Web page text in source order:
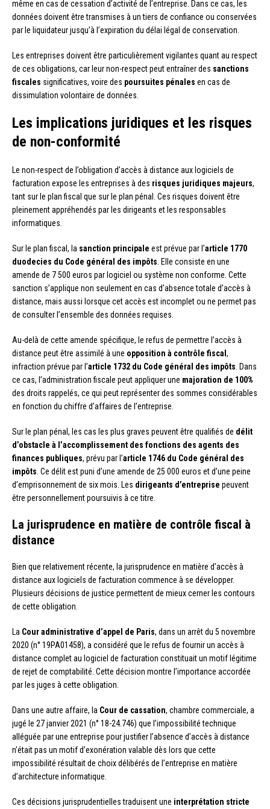
même en cas de cessation d’activité de l’entreprise. Dans ce cas, les
données doivent être transmises à un tiers de confiance ou conservées
par le liquidateur jusqu’à l’expiration du délai légal de conservation.
Les entreprises doivent être particulièrement vigilantes quant au respect
de ces obligations, car leur non-respect peut entraîner des sanctions
fiscales significatives, voire des poursuites pénales en cas de
dissimulation volontaire de données.
Les implications juridiques et les risques
de non-conformité
Le non-respect de l’obligation d’accès à distance aux logiciels de
facturation expose les entreprises à des risques juridiques majeurs,
tant sur le plan fiscal que sur le plan pénal. Ces risques doivent être
pleinement appréhendés par les dirigeants et les responsables
informatiques.
Sur le plan fiscal, la sanction principale est prévue par l’article 1770
duodecies du Code général des impôts . Elle consiste en une
amende de 7 500 euros par logiciel ou système non conforme. Cette
sanction s’applique non seulement en cas d’absence totale d’accès à
distance, mais aussi lorsque cet accès est incomplet ou ne permet pas
de consulter l’ensemble des données requises.
Au-delà de cette amende spécifique, le refus de permettre l’accès à
distance peut être assimilé à une opposition à contrôle fiscal,
infraction prévue par l’article 1732 du Code général des impôts . Dans
ce cas, l’administration fiscale peut appliquer une majoration de 100%
des droits rappelés, ce qui peut représenter des sommes considérables
en fonction du chiffre d’affaires de l’entreprise.
Sur le plan pénal, les cas les plus graves peuvent être qualifiés de délit
d’obstacle à l’accomplissement des fonctions des agents des
finances publiques, prévu par l’article 1746 du Code général des
impôts . Ce délit est puni d’une amende de 25 000 euros et d’une peine
d’emprisonnement de six mois. Les dirigeants d’entreprise peuvent
être personnellement poursuivis à ce titre.
La jurisprudence en matière de contrôle fiscal à
distance
Bien que relativement récente, la jurisprudence en matière d’accès à
distance aux logiciels de facturation commence à se développer.
Plusieurs décisions de justice permettent de mieux cerner les contours
de cette obligation.
La Cour administrative d’appel de Paris, dans un arrêt du 5 novembre
2020 (n° 19PA01458), a considéré que le refus de fournir un accès à
distance complet au logiciel de facturation constituait un motif légitime
de rejet de comptabilité. Cette décision montre l’importance accordée
par les juges à cette obligation.
Dans une autre affaire, la Cour de cassation, chambre commerciale, a
jugé le 27 janvier 2021 (n° 18-24.746) que l’impossibilité technique
alléguée par une entreprise pour justifier l’absence d’accès à distance
n’était pas un motif d’exonération valable dès lors que cette
impossibilité résultait de choix délibérés de l’entreprise en matière
d’architecture informatique.
Ces décisions jurisprudentielles traduisent une interprétation stricte